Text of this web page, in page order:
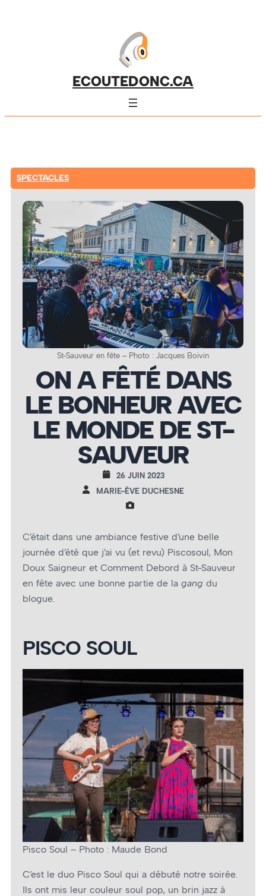
ECOUTEDONC.CA
SPECTACLES
St-Sauveur en fête – Photo : Jacques Boivin
ON A FÊTÉ DANS
LE BONHEUR AVEC
LE MONDE DE ST-
SAUVEUR
26 JUIN 2023
MARIE-ÈVE DUCHESNE
C’était dans une ambiance festive d’une belle
journée d’été que j’ai vu (et revu) Piscosoul, Mon
Doux Saigneur et Comment Debord à St-Sauveur
en fête avec une bonne partie de la gang du
blogue.
PISCO SOUL
Pisco Soul – Photo : Maude Bond
C’est le duo Pisco Soul qui a débuté notre soirée.
Ils ont mis leur couleur soul pop, un brin jazz à